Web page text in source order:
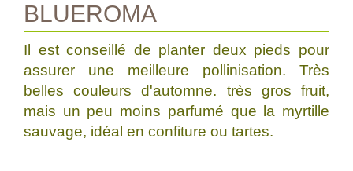
BLUEROMA
Il est conseillé de planter deux pieds pour
assurer une meilleure pollinisation. Très
belles couleurs d'automne. très gros fruit,
mais un peu moins parfumé que la myrtille
sauvage, idéal en confiture ou tartes.